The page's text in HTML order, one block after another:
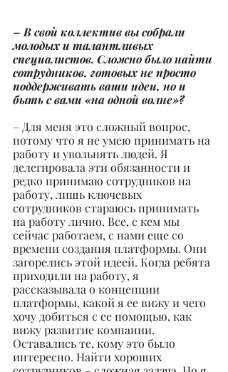
– В свой коллектив вы собрали
молодых и талантливых
специалистов. Сложно было найти
сотрудников, готовых не просто
поддерживать ваши идеи, но и
быть с вами «на одной волне»?
– Для меня это сложный вопрос,
потому что я не умею принимать на
работу и увольнять людей. Я
делегировала эти обязанности и
редко принимаю сотрудников на
работу, лишь ключевых
сотрудников стараюсь принимать
на работу лично. Все, с кем мы
сейчас работаем, с нами еще со
времени создания платформы. Они
загорелись этой идеей. Когда ребята
приходили на работу, я
рассказывала о концепции
платформы, какой я ее вижу и чего
хочу добиться с ее помощью, как
вижу развитие компании.
Оставались те, кому это было
интересно. Найти хороших